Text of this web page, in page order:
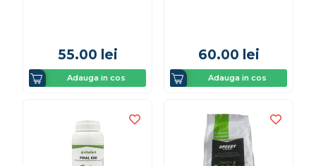
55.00 lei
Adauga in cos
60.00 lei
Adauga in cos